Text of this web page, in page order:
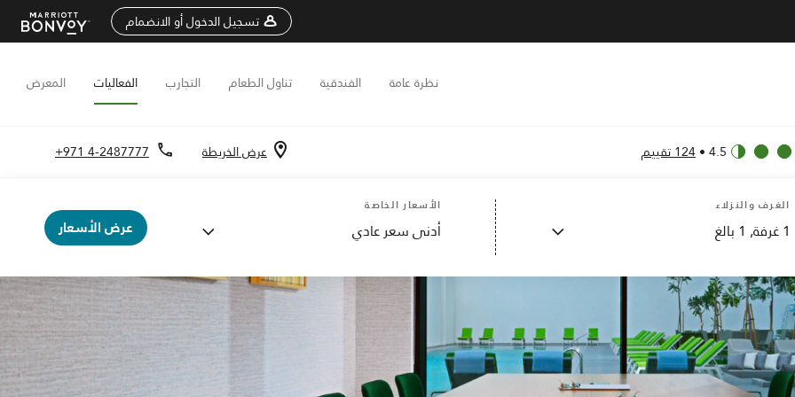
تسجيل الدخول أو الانضمام
نظرة عامة الفندقية تناول الطعام التجارب الفعاليات المعرض
4.5
•124 تقييم عرض الخريطة +971 4-2487777
الغرف والنزلاء
1غرفة, 1 بالغ
الأسعار الخاصة
أدنى سعر عادي عرض الأسعار